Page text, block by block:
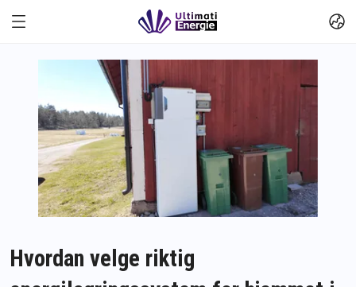
Hvordan velge riktig